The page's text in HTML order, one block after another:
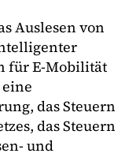
Auslesen von
für E-Mobilität
das Steuern
das Steuern
und